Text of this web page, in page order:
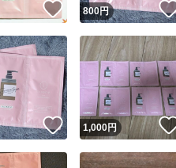
いいね！
800円
いいね！
1,000円